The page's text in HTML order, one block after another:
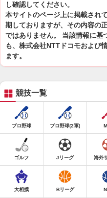
し確認してください。
本サイトのページ上に掲載され
期しておりますが、その内容の
ではありません。 当該情報に基
も、株式会社NTTドコモおよび
ます。
競技一覧
プロ野球 プロ野球(2軍)
ゴルフ Jリーグ 海外
大相撲 Bリーグ